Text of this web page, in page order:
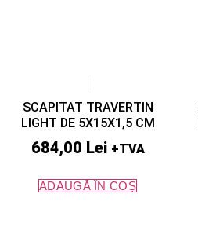
SCAPITAT TRAVERTIN
LIGHT DE 5X15X1,5 CM
684,00 Lei +TVA
ADAUGĂ ÎN COȘ